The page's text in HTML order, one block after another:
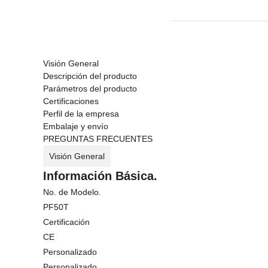
Visión General
Descripción del producto
Parámetros del producto
Certificaciones
Perfil de la empresa
Embalaje y envío
PREGUNTAS FRECUENTES
Visión General
Información Básica.
No. de Modelo.
PF50T
Certificación
CE
Personalizado